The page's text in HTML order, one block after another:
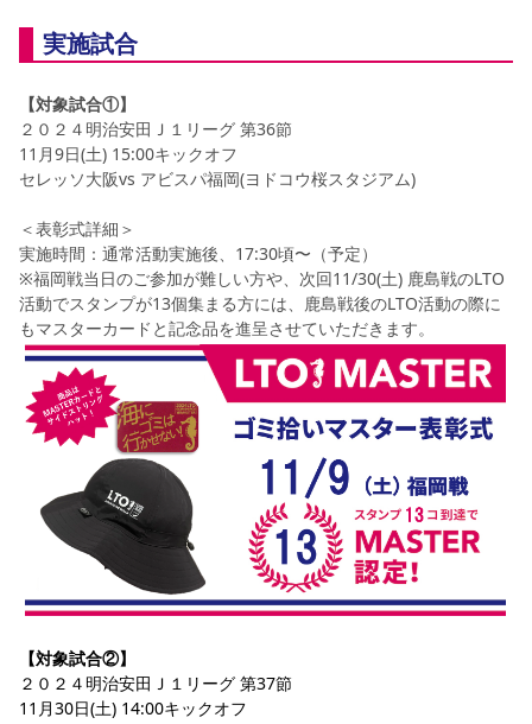
実施試合
【対象試合①】
２０２４明治安田Ｊ１リーグ 第36節
11月9日(土) 15:00キックオフ
セレッソ大阪vs アビスパ福岡(ヨドコウ桜スタジアム)
＜表彰式詳細＞
実施時間：通常活動実施後、17:30頃〜（予定）
※福岡戦当日のご参加が難しい方や、次回11/30(土) 鹿島戦のLTO
活動でスタンプが13個集まる方には、鹿島戦後のLTO活動の際に
もマスターカードと記念品を進呈させていただきます。
【対象試合②】
２０２４明治安田Ｊ１リーグ 第37節
11月30日(土) 14:00キックオフ